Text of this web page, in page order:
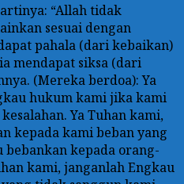
“Allah tidak
sesuai dengan
pahala (dari kebaikan)
mendapat siksa (dari
(Mereka berdoa): Ya
hukum kami jika kami
Ya Tuhan kami,
kepada kami beban yang
bebankan kepada orang-
kami, janganlah Engkau